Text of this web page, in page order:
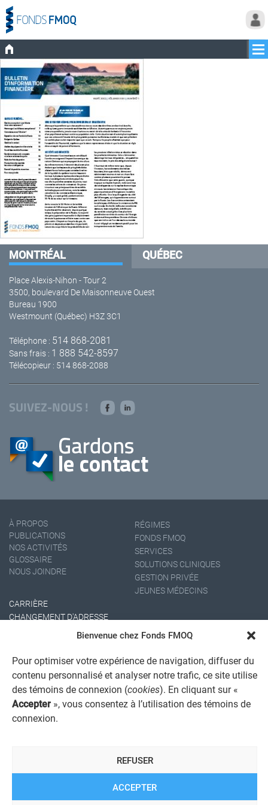
Bienvenue chez Fonds FMOQ
Pour optimiser votre expérience de navigation, diffuser du
contenu personnalisé et analyser notre trafic, ce site utilise
des témoins de connexion (cookies). En cliquant sur «
Accepter », vous consentez à l’utilisation des témoins de
connexion.
ACCEPTER
REFUSER
MONTRÉAL QUÉBEC
Place Alexis-Nihon - Tour 2
3500, boulevard De Maisonneuve Ouest
Bureau 1900
Westmount (Québec) H3Z 3C1
Téléphone : 514 868-2081
Sans frais : 1 888 542-8597
Télécopieur : 514 868-2088
SUIVEZ-NOUS !
À PROPOS
PUBLICATIONS
NOS ACTIVITÉS
GLOSSAIRE
NOUS JOINDRE
RÉGIMES
FONDS FMOQ
SERVICES
SOLUTIONS CLINIQUES
GESTION PRIVÉE
JEUNES MÉDECINS
CARRIÈRE
CHANGEMENT D'ADRESSE
AVIS JURIDIQUE GÉNÉRAL
POLITIQUE DE TRAITEMENT DES PLAINTES
REGISTRE DES CONFLITS D'INTÉRÊTS